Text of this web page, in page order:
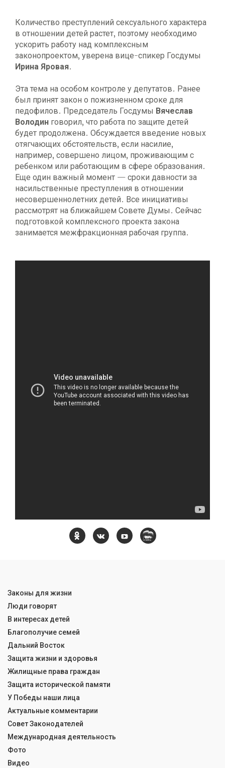
Количество преступлений сексуального характера
в отношении детей растет, поэтому необходимо
ускорить работу над комплексным
законопроектом, уверена вице-спикер Госдумы
Ирина Яровая.
Эта тема на особом контроле у депутатов. Ранее
был принят закон о пожизненном сроке для
педофилов. Председатель Госдумы Вячеслав
Володин говорил, что работа по защите детей
будет продолжена. Обсуждается введение новых
отягчающих обстоятельств, если насилие,
например, совершено лицом, проживающим с
ребенком или работающим в сфере образования.
Еще один важный момент — сроки давности за
насильственные преступления в отношении
несовершеннолетних детей. Все инициативы
рассмотрят на ближайшем Совете Думы. Сейчас
подготовкой комплексного проекта закона
занимается межфракционная рабочая группа.
Законы для жизни
Люди говорят
В интересах детей
Благополучие семей
Дальний Восток
Защита жизни и здоровья
Жилищные права граждан
Защита исторической памяти
У Победы наши лица
Актуальные комментарии
Совет Законодателей
Международная деятельность
Фото
Видео